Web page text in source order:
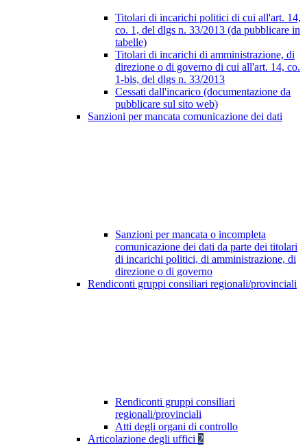
Titolari di incarichi politici di cui all'art. 14,
co. 1, del dlgs n. 33/2013 (da pubblicare in
tabelle)
Titolari di incarichi di amministrazione, di
direzione o di governo di cui all'art. 14, co.
1-bis, del dlgs n. 33/2013
Cessati dall'incarico (documentazione da
pubblicare sul sito web)
Sanzioni per mancata comunicazione dei dati
Sanzioni per mancata o incompleta
comunicazione dei dati da parte dei titolari
di incarichi politici, di amministrazione, di
direzione o di governo
Rendiconti gruppi consiliari regionali/provinciali
Rendiconti gruppi consiliari
regionali/provinciali
Atti degli organi di controllo
Articolazione degli uffici 2